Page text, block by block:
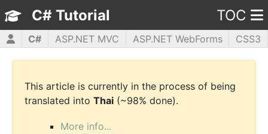
C# Tutorial TOC
C# ASP.NET MVC ASP.NET WebForms
CSS3
HTML5
JavaScript jQuery PHP5 WPF
This article is currently in the process of being
translated into Thai (~98% done).
More info...